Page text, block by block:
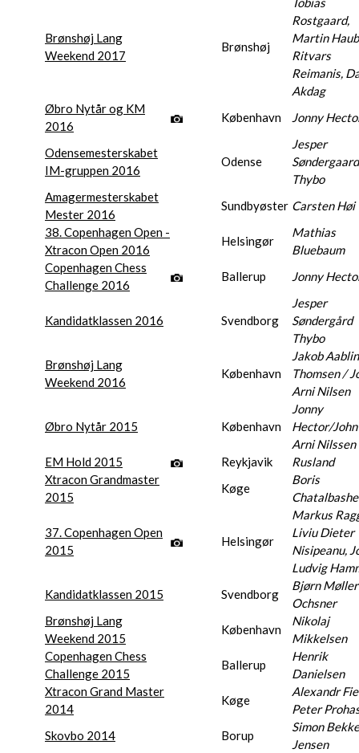
Brønshøj Lang
Weekend 2017
Brønshøj
Rostgaard,
Martin
Ritvars
Reimanis,
Akdag
Øbro Nytår og KM
2016
København Jonny
Odensemesterskabet
IM-gruppen 2016
Odense
Jesper
Søndergaard
Thybo
Amagermesterskabet
Mester 2016
Sundbyøster Carsten Høi
38. Copenhagen Open -
Xtracon Open 2016
Helsingør
Mathias
Bluebaum
Copenhagen Chess
Challenge 2016
Ballerup Jonny
Kandidatklassen 2016 Svendborg
Jesper
Søndergård
Thybo
Brønshøj Lang
Weekend 2016
København
Jakob
Thomsen /
Arni Nilsen
Øbro Nytår 2015 København
Jonny
Hector/John
Arni Nilssen
EM Hold 2015
Reykjavik
Rusland
Xtracon Grandmaster
2015
Køge
Boris
37. Copenhagen Open
2015
Helsingør
Markus
Liviu Dieter
Nisipeanu,
Ludvig
Kandidatklassen 2015
Svendborg
Bjørn Møller
Ochsner
Brønshøj Lang
Weekend 2015
København
Nikolaj
Mikkelsen
Copenhagen Chess
Challenge 2015
Ballerup
Henrik
Danielsen
Xtracon Grand Master
2014
Køge
Alexandr
Peter
Skovbo 2014
Borup
Simon
Jensen